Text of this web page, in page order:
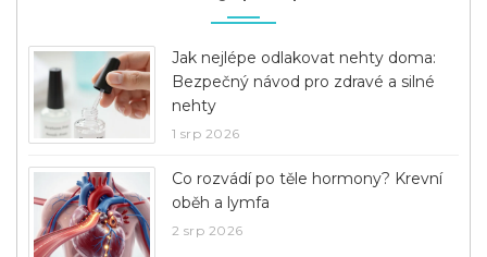
Jak nejlépe odlakovat nehty doma:
Bezpečný návod pro zdravé a silné
nehty
1 srp 2026
Co rozvádí po těle hormony? Krevní
oběh a lymfa
2 srp 2026